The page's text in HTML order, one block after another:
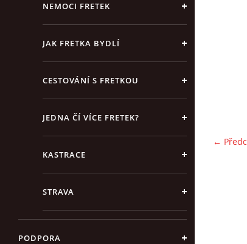
NEMOCI FRETEK
JAK FRETKA BYDLÍ
CESTOVÁNÍ S FRETKOU
JEDNA ČÍ VÍCE FRETEK?
KASTRACE
STRAVA
PODPORA
←